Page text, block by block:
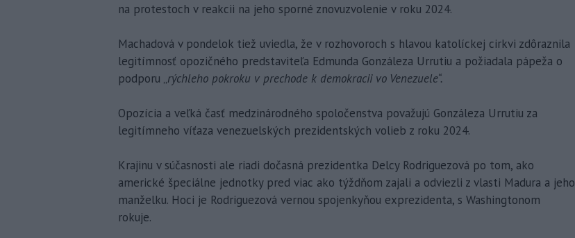
na protestoch v reakcii na jeho sporné znovuzvolenie v roku 2024.
Machadová v pondelok tiež uviedla, že v rozhovoroch s hlavou katolíckej cirkvi zdôraznila
legitímnosť opozičného predstaviteľa Edmunda Gonzáleza Urrutiu a požiadala pápeža o
podporu „rýchleho pokroku v prechode k demokracii vo Venezuele“.
Opozícia a veľká časť medzinárodného spoločenstva považujú Gonzáleza Urrutiu za
legitímneho víťaza venezuelských prezidentských volieb z roku 2024.
Krajinu v súčasnosti ale riadi dočasná prezidentka Delcy Rodriguezová po tom, ako
americké špeciálne jednotky pred viac ako týždňom zajali a odviezli z vlasti Madura a jeho
manželku. Hoci je Rodriguezová vernou spojenkyňou exprezidenta, s Washingtonom
rokuje.